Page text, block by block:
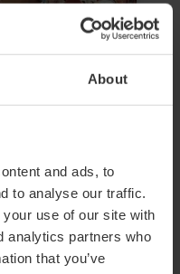
About
and ads, to
to analyse our traffic.
use of our site with
analytics partners who
that you’ve